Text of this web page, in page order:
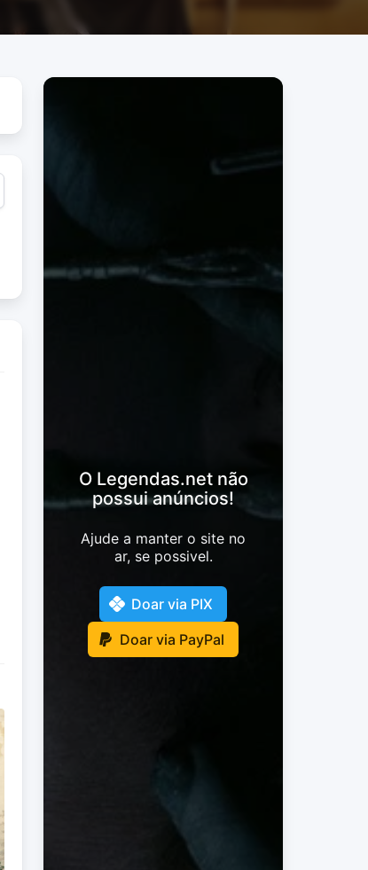
O Legendas.net não
possui anúncios!
Ajude a manter o site no
ar, se possivel.
Doar via PIX
Doar via PayPal